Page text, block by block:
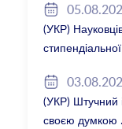
(УКР)
(УКР) Штучний
своєю думкою